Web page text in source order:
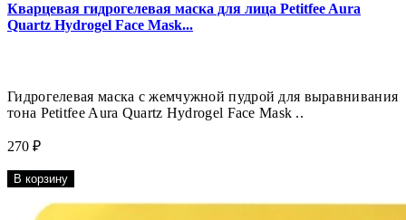
Кварцевая гидрогелевая маска для лица Petitfee Aura
Quartz Hydrogel Face Mask...
Гидрогелевая маска с жемчужной пудрой для выравнивания
тона Petitfee Aura Quartz Hydrogel Face Mask ..
270 ₽
В корзину